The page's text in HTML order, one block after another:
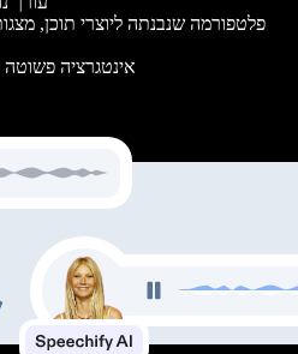
פלטפורמה שנבנתה ליוצרי תוכן,
אינטגרציה פשוטה